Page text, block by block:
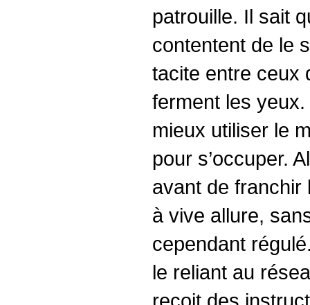
patrouille. Il sait
contentent de le
tacite entre ceux
ferment les yeux.
mieux utiliser le
pour s’occuper.
avant de franchir
à vive allure,
cependant
le reliant au